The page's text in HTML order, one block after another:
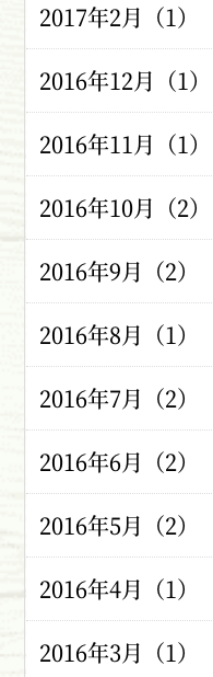
2017年2月（1）
2016年12月（1）
2016年11月（1）
2016年10月（2）
2016年9月（2）
2016年8月（1）
2016年7月（2）
2016年6月（2）
2016年5月（2）
2016年4月（1）
2016年3月（1）